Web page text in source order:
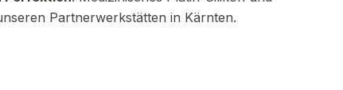
Partnerwerkstätten in Kärnten.